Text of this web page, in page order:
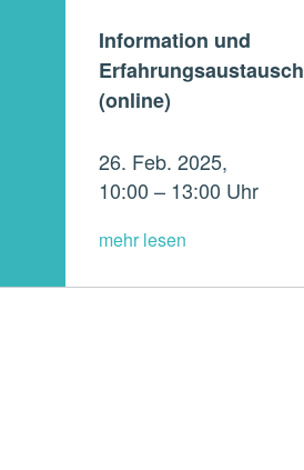
Information und
Erfahrungsaustausch
(online)
26. Feb. 2025,
10:00 – 13:00 Uhr